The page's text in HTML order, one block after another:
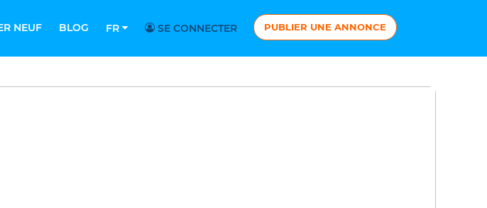
NEUF BLOG FR SE CONNECTER PUBLIER UNE ANNONCE